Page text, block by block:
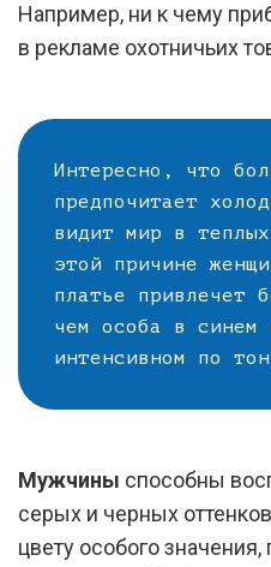
Например, ни к чему
в рекламе охотничьих
Интересно, что
предпочитает
видит мир в
этой причине
платье привлечет
чем особа в синем
интенсивном по
Мужчины способны
серых и черных
цвету особого